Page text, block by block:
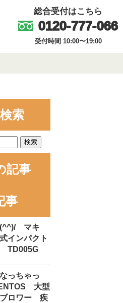
総合受付はこちら
0120-777-066
受付時間 10:00〜19:00
索
検索
記事
事
(^^)/ マキ
インパクト
TD005G
っちゃっ
大型
ロワー 疾